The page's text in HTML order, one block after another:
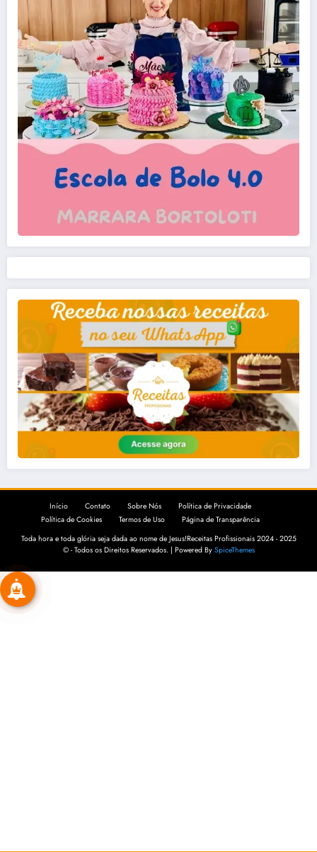
Início Contato Sobre Nós
Política de Privacidade
Política de Cookies
Termos de Uso
Página de Transparência
Toda hora e toda glória seja dada ao nome de Jesus!Receitas Profissionais 2024 - 2025
© - Todos os Direitos Reservados. | Powered By SpiceThemes